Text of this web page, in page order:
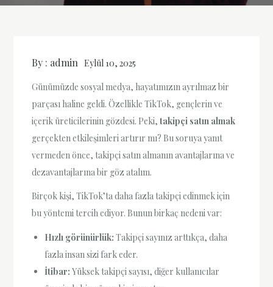
By : admin Eylül 10, 2025
Günümüzde sosyal medya, hayatımızın ayrılmaz bir
parçası haline geldi. Özellikle TikTok, gençlerin ve
içerik üreticilerinin gözdesi. Peki,takipçi satın almak
gerçekten etkileşimleri artırır mı? Bu soruya yanıt
vermeden önce, takipçi satın almanın avantajlarına ve
dezavantajlarına bir göz atalım.
Birçok kişi, TikTok’ta daha fazla takipçi edinmek için
bu yöntemi tercih ediyor. Bunun birkaç nedeni var:
Hızlı görünürlük: Takipçi sayınız arttıkça, daha
fazla insan sizi fark eder.
İtibar: Yüksek takipçi sayısı, diğer kullanıcılar